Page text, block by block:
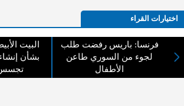
اختيارات القراء
فرنسا: باريس رفضت طلب
لجوء من السوري طاعن
الأطفال
البيت
بشأن
تجسس